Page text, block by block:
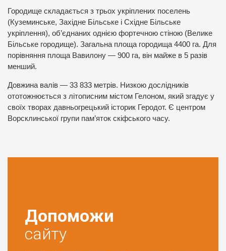
Городище складається з трьох укріплених поселень
(Куземинське, Західне Більське і Східне Більське
укріплення), об’єднаних однією фортечною стіною (Велике
Більське городище). Загальна площа городища 4400 га. Для
порівняння площа Вавилону — 900 га, він майже в 5 разів
менший.
Довжина валів — 33 833 метрів. Низкою дослідників
ототожнюється з літописним містом Гелоном, який згадує у
своїх творах давньогрецький історик Геродот. Є центром
Ворсклинської групи пам’яток скіфського часу.
Допоможи
сайту